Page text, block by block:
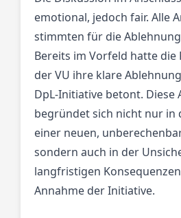
emotional, jedoch fair. Alle
stimmten für die
Bereits im Vorfeld hatte
der VU ihre klare
DpL-Initiative betont. Diese
begründet sich nicht nur in
einer neuen,
sondern auch in der
langfristigen
Annahme der Initiative.